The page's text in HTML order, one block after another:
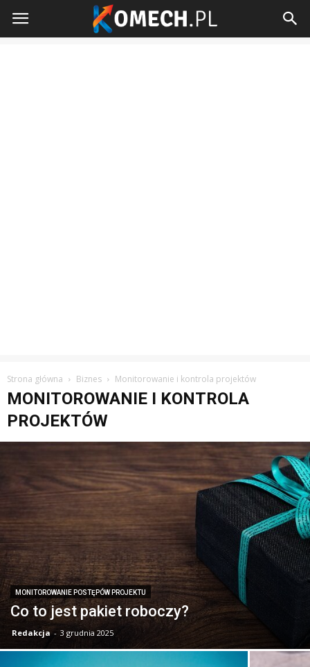
Komech.pl
Strona główna Biznes Monitorowanie i kontrola projektów
MONITOROWANIE I KONTROLA
PROJEKTÓW
MONITOROWANIE POSTĘPÓW PROJEKTU
Co to jest pakiet roboczy?
Redakcja - 3 grudnia 2025